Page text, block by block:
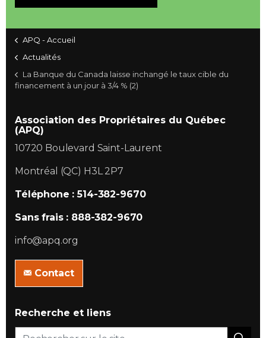
APQ - Accueil
Actualités
La Banque du Canada laisse inchangé le taux cible du
financement à un jour à 3/4 % (2)
Association des Propriétaires du Québec
(APQ)
10720 Boulevard Saint-Laurent
Montréal (QC) H3L 2P7
Téléphone : 514-382-9670
Sans frais : 888-382-9670
info@apq.org
Contact
Recherche et liens